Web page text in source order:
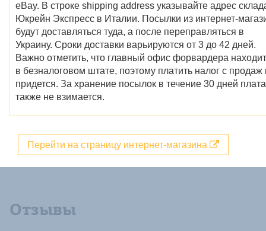
eBay. В строке shipping address указывайте адрес
Юкрейн Экспресс в Италии. Посылки из интернет-
будут доставляться туда, а после переправляться в
Украину. Сроки доставки варьируются от 3 до 42 дней.
Важно отметить, что главный офис форвардера
в безналоговом штате, поэтому платить налог с продаж
придется. За хранение посылок в течение 30 дней плата
также не взимается.
Перейти на страницу интернет-магазина
Отзывы